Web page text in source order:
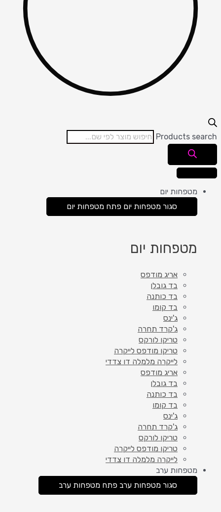
Products search
מטפחות יום
סגור מטפחות יום פתח מטפחות יום
מטפחות יום
אריג מודפס
בד גובלן
בד כותנה
בד קומו
ג'ינס
ג'קרד תחרה
טריקו לורקס
טריקו מודפס לייקרה
לייקרה מלמלה דו צדדי
אריג מודפס
בד גובלן
בד כותנה
בד קומו
ג'ינס
ג'קרד תחרה
טריקו לורקס
טריקו מודפס לייקרה
לייקרה מלמלה דו צדדי
מטפחות ערב
סגור מטפחות ערב פתח מטפחות ערב